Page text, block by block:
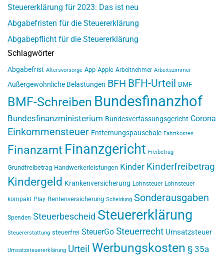
Steuererklärung für 2023: Das ist neu
Abgabefristen für die Steuererklärung
Abgabepflicht für die Steuererklärung
Schlagwörter
Abgabefrist Altersvorsorge App Apple Arbeitnehmer Arbeitszimmer
Außergewöhnliche Belastungen BFH BFH-Urteil BMF
BMF-Schreiben Bundesfinanzhof
Bundesfinanzministerium Bundesverfassungsgericht Corona
Einkommensteuer Entfernungspauschale Fahrtkosten
Finanzamt Finanzgericht Freibetrag
Grundfreibetrag Handwerkerleistungen Kinder Kinderfreibetrag
Kindergeld Krankenversicherung Lohnsteuer Lohnsteuer
kompakt Play Rentenversicherung Scheidung Sonderausgaben
Spenden Steuerbescheid Steuererklärung
Steuererstattung steuerfrei SteuerGo Steuerrecht Umsatzsteuer
Umsatzsteuererklärung Urteil Werbungskosten § 35a